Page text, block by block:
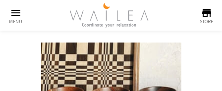
menu
MENU
store
STORE